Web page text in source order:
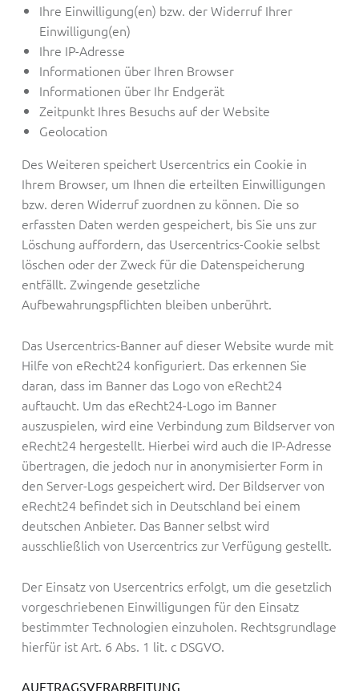
Ihre Einwilligung(en) bzw. der Widerruf Ihrer
Einwilligung(en)
Ihre IP-Adresse
Informationen über Ihren Browser
Informationen über Ihr Endgerät
Zeitpunkt Ihres Besuchs auf der Website
Geolocation
Des Weiteren speichert Usercentrics ein Cookie in
Ihrem Browser, um Ihnen die erteilten Einwilligungen
bzw. deren Widerruf zuordnen zu können. Die so
erfassten Daten werden gespeichert, bis Sie uns zur
Löschung auffordern, das Usercentrics-Cookie selbst
löschen oder der Zweck für die Datenspeicherung
entfällt. Zwingende gesetzliche
Aufbewahrungspflichten bleiben unberührt.
Das Usercentrics-Banner auf dieser Website wurde mit
Hilfe von eRecht24 konfiguriert. Das erkennen Sie
daran, dass im Banner das Logo von eRecht24
auftaucht. Um das eRecht24-Logo im Banner
auszuspielen, wird eine Verbindung zum Bildserver von
eRecht24 hergestellt. Hierbei wird auch die IP-Adresse
übertragen, die jedoch nur in anonymisierter Form in
den Server-Logs gespeichert wird. Der Bildserver von
eRecht24 befindet sich in Deutschland bei einem
deutschen Anbieter. Das Banner selbst wird
ausschließlich von Usercentrics zur Verfügung gestellt.
Der Einsatz von Usercentrics erfolgt, um die gesetzlich
vorgeschriebenen Einwilligungen für den Einsatz
bestimmter Technologien einzuholen. Rechtsgrundlage
hierfür ist Art. 6 Abs. 1 lit. c DSGVO.
AUFTRAGSVERARBEITUNG